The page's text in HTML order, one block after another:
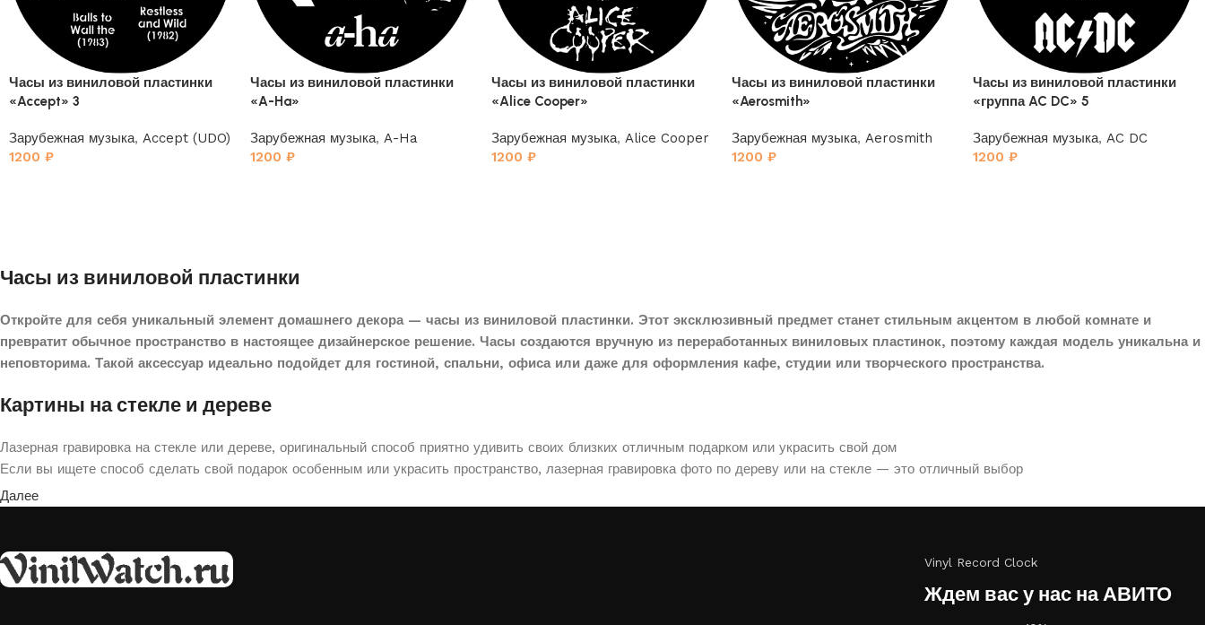
Часы из виниловой пластинки
«Accept» 3
Зарубежная музыка, Accept (UDO)
1200 ₽
Часы из виниловой пластинки
«A-Ha»
Зарубежная музыка, A-Ha
1200 ₽
Часы из виниловой пластинки
«Alice Cooper»
Зарубежная музыка, Alice Cooper
1200 ₽
Часы из виниловой пластинки
«Aerosmith»
Зарубежная музыка, Aerosmith
1200₽
Часы из виниловой пластинки
«группа AC DC» 5
Зарубежная музыка, AC DC
1200₽
Часы из виниловой пластинки
Откройте для себя уникальный элемент домашнего декора — часы из виниловой пластинки. Этот эксклюзивный предмет станет стильным акцентом в любой комнате и
превратит обычное пространство в настоящее дизайнерское решение. Часы создаются вручную из переработанных виниловых пластинок, поэтому каждая модель уникальна и
неповторима. Такой аксессуар идеально подойдет для гостиной, спальни, офиса или даже для оформления кафе, студии или творческого пространства.
Картины на стекле и дереве
Лазерная гравировка на стекле или дереве, оригинальный способ приятно удивить своих близких отличным подарком или украсить свой дом
Если вы ищете способ сделать свой подарок особенным или украсить пространство, лазерная гравировка фото по дереву или на стекле — это отличный выбор
Далее
Vinyl Record Clock
Ждем вас у нас на АВИТО